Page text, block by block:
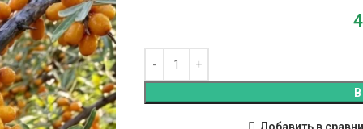
Добавить в